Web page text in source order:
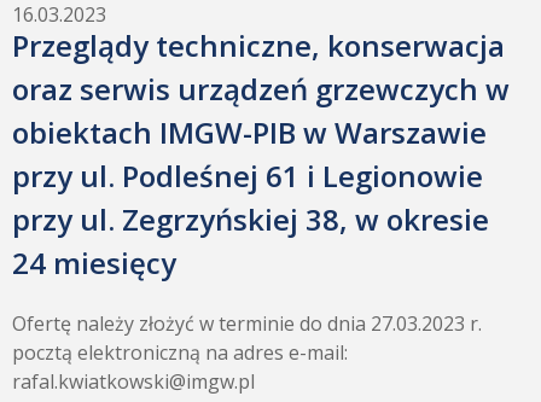
16.03.2023
Przeglądy techniczne, konserwacja
oraz serwis urządzeń grzewczych w
obiektach IMGW-PIB w Warszawie
przy ul. Podleśnej 61 i Legionowie
przy ul. Zegrzyńskiej 38, w okresie
24 miesięcy
Ofertę należy złożyć w terminie do dnia 27.03.2023 r.
pocztą elektroniczną na adres e-mail:
rafal.kwiatkowski@imgw.pl